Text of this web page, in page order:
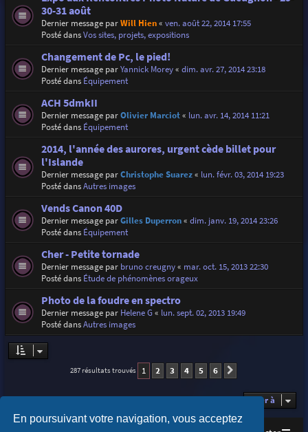
En poursuivant votre navigation, vous acceptez
30-31 août
Dernier message parWill Hien« ven. août 22, 2014 17:55
Posté dansVos sites, projets, expositions
Changement de Pc, le pied!
Dernier message parYannick Morey« dim. avr. 27, 2014 23:18
Posté dans Équipement
ACH 5dmkII
Dernier message parOlivier Marciot« lun. avr. 14, 2014 11:21
Posté dans Équipement
2014, l'année des aurores, urgent cède billet pour
l'Islande
Dernier message parChristophe Suarez« lun. févr. 03, 2014 19:23
Posté dansAutres images
Vends Canon 40D
Dernier message parGilles Duperron« dim. janv. 19, 2014 23:26
Posté dans Équipement
Cher - Petite tornade
Dernier message par bruno creugny« mar. oct. 15, 2013 22:30
Posté dans Étude de phénomènes orageux
Photo de la foudre en spectro
Dernier message par Helene G« lun. sept. 02, 2013 19:49
Posté dansAutres images
287 résultats trouvés 1 2 3 4 5 6
Aller à